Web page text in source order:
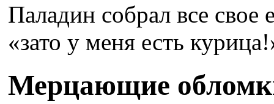
Паладин собрал все свое
«зато у меня есть
Мерцающие